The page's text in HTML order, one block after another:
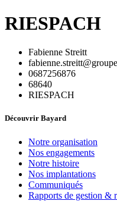
RIESPACH
Fabienne Streitt
0687256876
68640
RIESPACH
Découvrir Bayard
Notre organisation
Nos engagements
Notre histoire
Nos implantations
Communiqués
Rapports de gestion &